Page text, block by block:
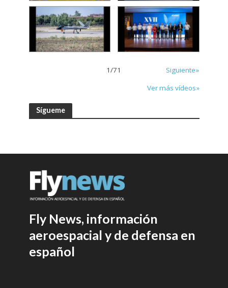
1/71
Siguiente»
Ver más vídeos»
Sígueme
Fly News, información
aeroespacial y de defensa en
español